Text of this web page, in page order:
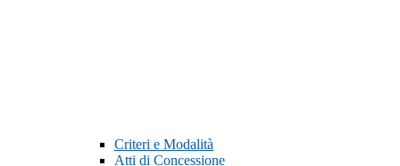
Criteri e Modalità
Atti di Concessione